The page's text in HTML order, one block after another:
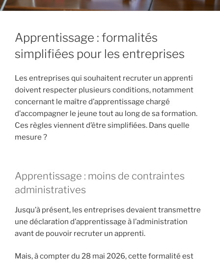
Apprentissage : formalités
simplifiées pour les entreprises
Les entreprises qui souhaitent recruter un apprenti
doivent respecter plusieurs conditions, notamment
concernant le maître d’apprentissage chargé
d’accompagner le jeune tout au long de sa formation.
Ces règles viennent d’être simplifiées. Dans quelle
mesure ?
Apprentissage : moins de contraintes
administratives
Jusqu’à présent, les entreprises devaient transmettre
une déclaration d’apprentissage à l’administration
avant de pouvoir recruter un apprenti.
Mais, à compter du 28 mai 2026, cette formalité est